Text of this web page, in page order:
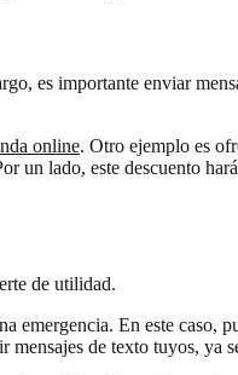
es importante enviar
online. Otro ejemplo es
un lado, este descuento
de utilidad.
En este caso,
de texto tuyos, ya